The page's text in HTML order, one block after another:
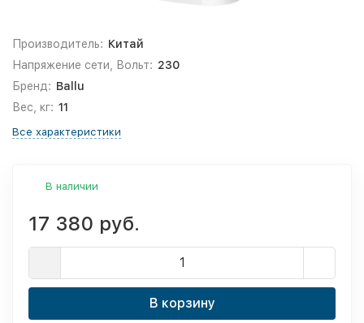
Производитель: Китай
Напряжение сети, Вольт: 230
Бренд: Ballu
Вес, кг: 11
Все характеристики
В наличии
17 380 руб.
В корзину